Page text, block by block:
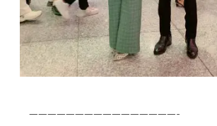
————————————————-